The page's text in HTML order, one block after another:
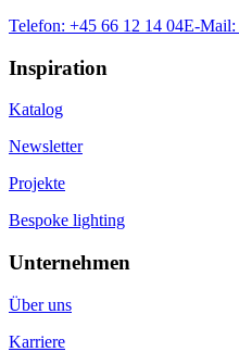
Telefon: +45 66 12 14 04E-Mail:
Inspiration
Katalog
Newsletter
Projekte
Bespoke lighting
Unternehmen
Über uns
Karriere